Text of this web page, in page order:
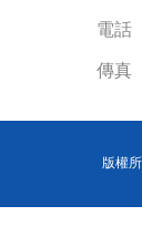
電話
傳真
版權所